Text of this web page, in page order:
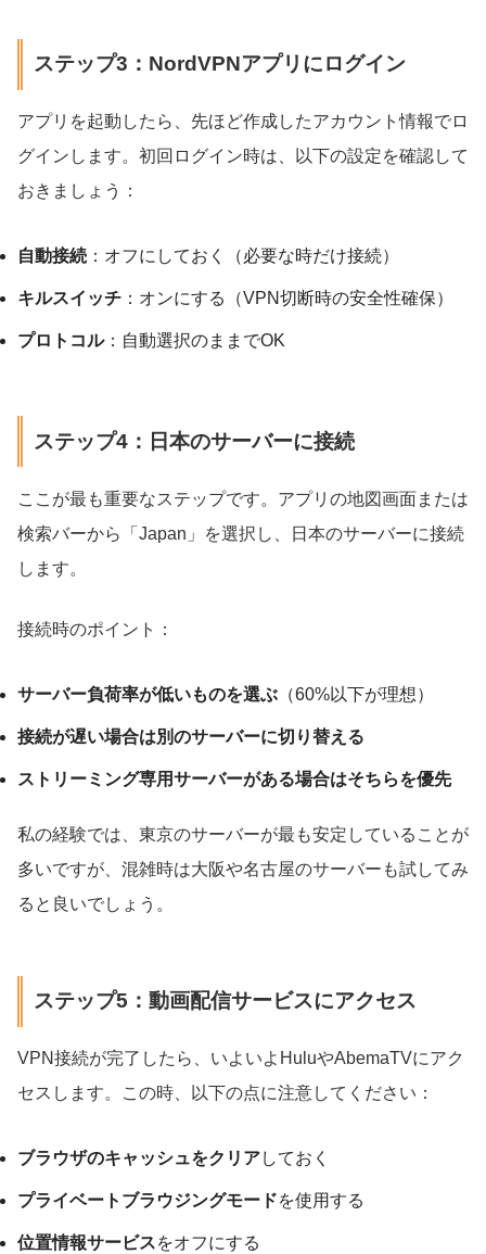
ステップ3：NordVPNアプリにログイン
アプリを起動したら、先ほど作成したアカウント情報でロ
グインします。初回ログイン時は、以下の設定を確認して
おきましょう：
自動接続 ：オフにしておく（必要な時だけ接続）
キルスイッチ ：オンにする（VPN切断時の安全性確保）
プロトコル：自動選択のままでOK
ステップ4：日本のサーバーに接続
ここが最も重要なステップです。アプリの地図画面または
検索バーから「Japan」を選択し、日本のサーバーに接続
します。
接続時のポイント：
サーバー負荷率が低いものを選ぶ （60%以下が理想）
接続が遅い場合は別のサーバーに切り替える
ストリーミング専用サーバーがある場合はそちらを優先
私の経験では、東京のサーバーが最も安定していることが
多いですが、混雑時は大阪や名古屋のサーバーも試してみ
ると良いでしょう。
ステップ5：動画配信サービスにアクセス
VPN接続が完了したら、いよいよHuluやAbemaTVにアク
セスします。この時、以下の点に注意してください：
ブラウザのキャッシュをクリアしておく
プライベートブラウジングモードを使用する
位置情報サービスをオフにする